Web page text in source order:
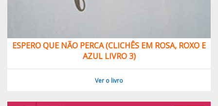
ESPERO QUE NÃO PERCA (CLICHÊS EM ROSA, ROXO E
AZUL LIVRO 3)
Ver o livro